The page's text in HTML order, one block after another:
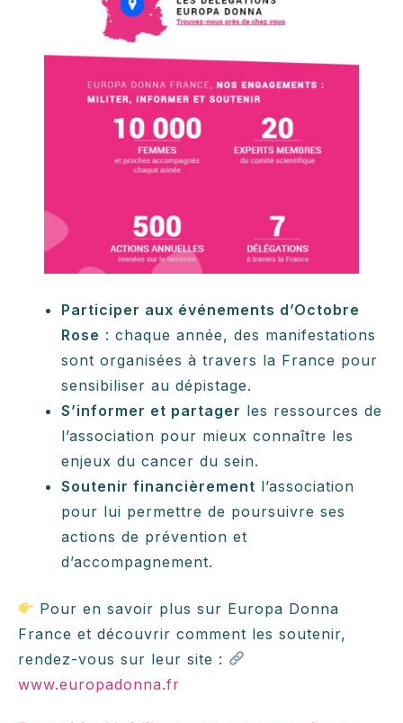
Participer aux événements d’Octobre
Rose : chaque année, des manifestations
sont organisées à travers la France pour
sensibiliser au dépistage.
S’informer et partager les ressources de
l’association pour mieux connaître les
enjeux du cancer du sein.
Soutenir financièrement l’association
pour lui permettre de poursuivre ses
actions de prévention et
d’accompagnement.
Pour en savoir plus sur Europa Donna
France et découvrir comment les soutenir,
rendez-vous sur leur site :
www.europadonna.fr